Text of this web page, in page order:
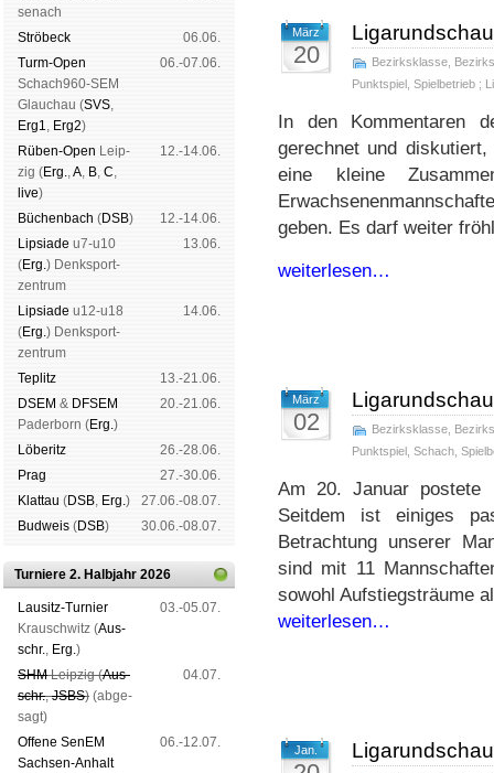
se­nach
Strö­beck
06.06.
Turm-Open
Schach960-SEM
Glau­chau (SVS,
Erg1, Erg2)
06.-07.06.
Rüben-Open Leip­
zig (Erg.,A, B, C,
live)
12.-14.06.
Büchen­bach (DSB)
12.-14.06.
Lipsiade u7-u10
(Erg.) Denk­sport­
zen­trum
13.06.
Lipsiade u12-u18
(Erg.) Denk­sport­
zen­trum
14.06.
Tep­litz
13.-21.06.
DSEM & DFSEM
Pader­born (Erg.)
20.-21.06.
Lö­be­ritz
26.-28.06.
Prag
27.-30.06.
Klat­tau (DSB, Erg.)
27.06.-08.07.
Bud­weis (DSB) 30.06.-08.07.
Turniere 2. Halbjahr 2026
Lau­sitz-Tur­nier
Krausch­witz (Aus­
schr., Erg.)
03.-05.07.
SHMLeip­zig (Aus­
schr.,JSBS) (ab­ge­
sagt)
04.07.
Offene SenEM
Sach­sen-An­halt
06.-12.07.
März
20 Bezirksklasse
Punktspiel Spielbetrieb ;
In den Kommentaren
gerechnet und
eine kleine
geben. Es darf weiter
weiterlesen…
März
02 Bezirksklasse
Punktspiel Schach
Am 20. Januar
Seitdem ist einiges
Betrachtung unserer
sind mit 11
sowohl Aufstiegsträume
weiterlesen…
Jan.